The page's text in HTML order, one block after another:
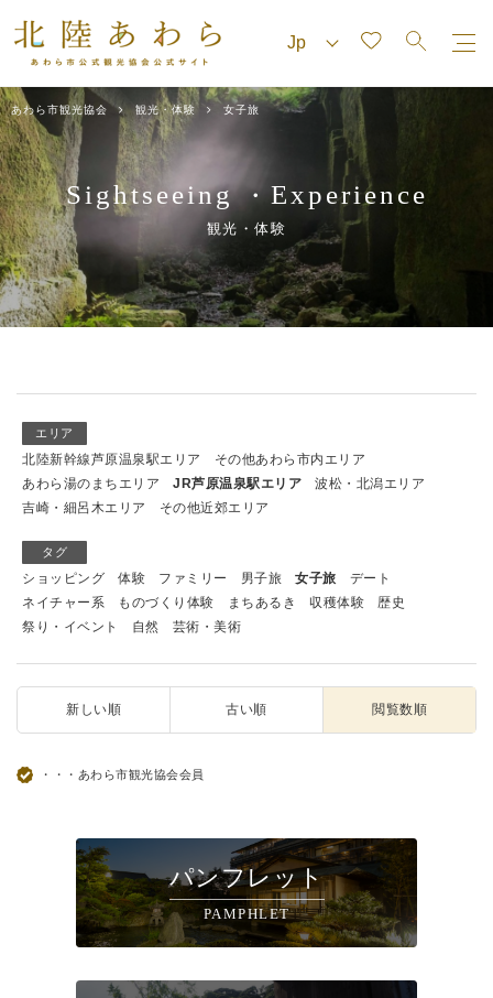
あわら市観光協会 観光・体験 女子旅
Sightseeing・ Experience
観光・体験
エリア
北陸新幹線芦原温泉駅エリア
その他あわら市内エリア
あわら湯のまちエリア
JR芦原温泉駅エリア
波松・北潟エリア
吉崎・細呂木エリア
その他近郊エリア
タグ
ショッピング 体験 ファミリー 男子旅 女子旅
デート
ネイチャー系
ものづくり体験 まちあるき 収穫体験
歴史
祭り・イベント
自然 芸術・美術
新しい順 古い順 閲覧数順
・・・あわら市観光協会会員
パンフレット
PAMPHLET